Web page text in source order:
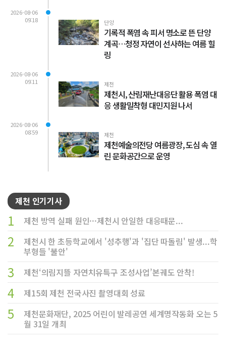
2026-08-06
09:18
단양
기록적 폭염 속 피서 명소로 뜬 단양
계곡…청정 자연이 선사하는 여름 힐
링
2026-08-06
09:11
제천
제천시, 산림재난대응단 활용 폭염 대
응 생활밀착형 대민지원 나서
2026-08-06
08:59
제천
제천예술의전당 여름광장, 도심 속 열
린 문화공간으로 운영
제천 인기기사
1 제천 방역 실패 원인···제천시 안일한 대응때문...
2
제천시 한 초등학교에서 '성추행'과 '집단 따돌림' 발생...학
부형들 '불안'
3 제천‘의림지뜰 자연치유특구 조성사업’본궤도 안착!
4 제15회 제천 전국사진 촬영대회 성료
5
제천문화재단, 2025 어린이 발레공연 세계명작동화 오는 5
월 31일 개최